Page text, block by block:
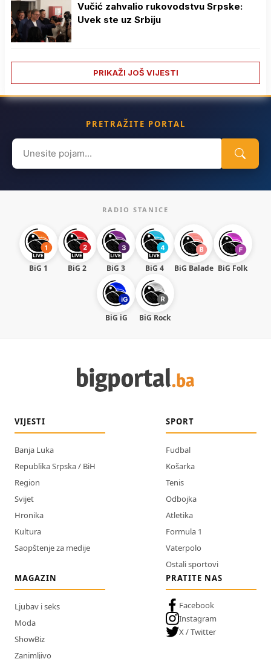
Vučić zahvalio rukovodstvu Srpske:
Uvek ste uz Srbiju
PRIKAŽI JOŠ VIJESTI
PRETRAŽITE PORTAL
Search
for:
RADIO STANICE
BiG 1 BiG 2 BiG 3 BiG 4 BiG Balade BiG Folk
BiG iG BiG Rock
VIJESTI
Banja Luka
Republika Srpska / BiH
Region
Svijet
Hronika
Kultura
Saopštenje za medije
SPORT
Fudbal
Košarka
Tenis
Odbojka
Atletika
Formula 1
Vaterpolo
Ostali sportovi
MAGAZIN
Ljubav i seks
Moda
ShowBiz
Zanimljivo
PRATITE NAS
Facebook
Instagram
X / Twitter